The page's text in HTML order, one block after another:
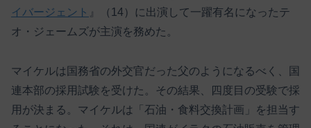
イバージェント 』（14）に出演して一躍有名になったテ
オ・ジェームズが主演を務めた。
マイケルは国務省の外交官だった父のようになるべく、国
連本部の採用試験を受けた。その結果、四度目の受験で採
用が決まる。マイケルは「石油・食料交換計画」を担当す